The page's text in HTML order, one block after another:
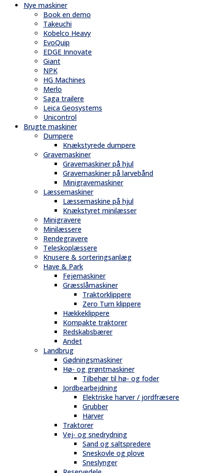
Nye maskiner
Book en demo
Takeuchi
Kobelco Heavy
EvoQuip
EDGE Innovate
Giant
NPK
HG Machines
Merlo
Saga trailere
Leica Geosystems
Unicontrol
Brugte maskiner
Dumpere
Knækstyrede dumpere
Gravemaskiner
Gravemaskiner på hjul
Gravemaskiner på larvebånd
Minigravemaskiner
Læssemaskiner
Læssemaskine på hjul
Knækstyret minilæsser
Minigravere
Minilæssere
Rendegravere
Teleskoplæssere
Knusere & sorteringsanlæg
Have & Park
Fejemaskiner
Græsslåmaskiner
Traktorklippere
Zero Turn klippere
Hækkeklippere
Kompakte traktorer
Redskabsbærer
Andet
Landbrug
Gødningsmaskiner
Hø- og grøntmaskiner
Tilbehør til hø- og foder
Jordbearbejdning
Elektriske harver / jordfræsere
Grubber
Harver
Traktorer
Vej- og snedrydning
Sand og saltspredere
Sneskovle og plove
Sneslynger